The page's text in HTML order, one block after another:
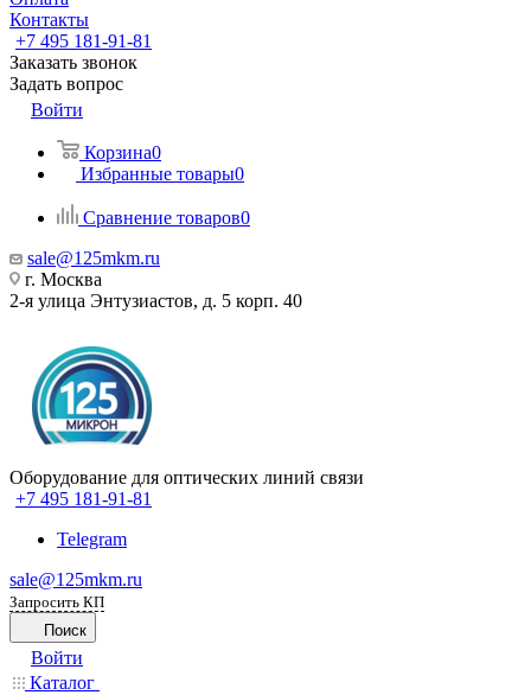
Контакты
+7 495 181-91-81
Заказать звонок
Задать вопрос
Войти
Корзина0
Избранные товары0
Сравнение товаров0
sale@125mkm.ru
г. Москва
2-я улица Энтузиастов, д. 5 корп. 40
Оборудование для оптических линий связи
+7 495 181-91-81
Telegram
sale@125mkm.ru
Запросить КП
Поиск
Войти
Каталог